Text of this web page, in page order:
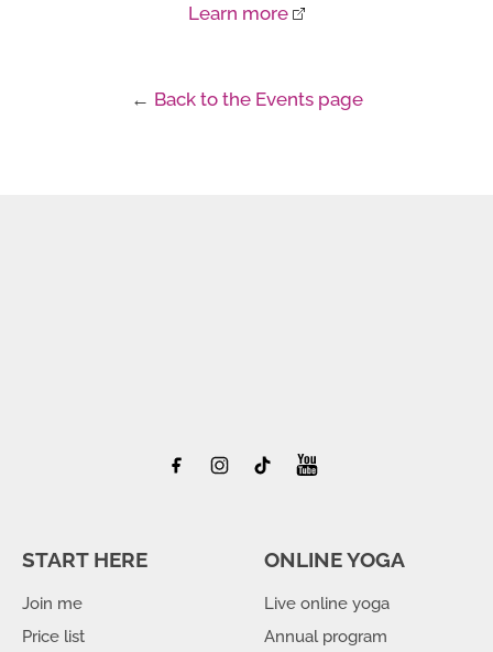
Learn more
← Back to the Events page
START HERE
Join me
Price list
ONLINE YOGA
Live online yoga
Annual program